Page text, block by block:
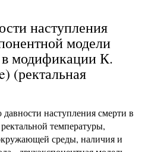
наступления
модели
модификации К.
(ректальная
наступления смерти в
температуры,
среды, наличия и